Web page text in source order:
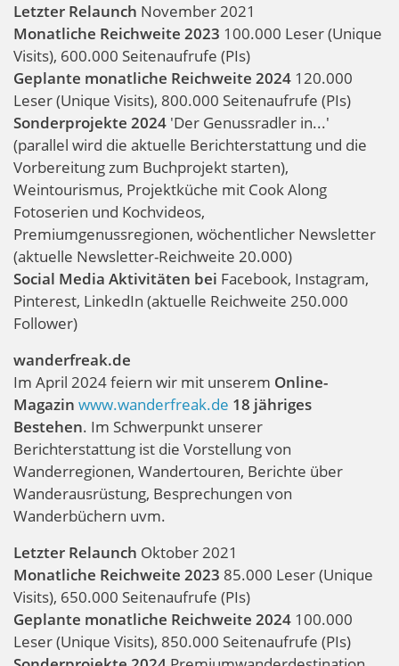
Letzter Relaunch November 2021
Monatliche Reichweite 2023 100.000 Leser (Unique
Visits), 600.000 Seitenaufrufe (PIs)
Geplante monatliche Reichweite 2024 120.000
Leser (Unique Visits), 800.000 Seitenaufrufe (PIs)
Sonderprojekte 2024 'Der Genussradler in...'
(parallel wird die aktuelle Berichterstattung und die
Vorbereitung zum Buchprojekt starten),
Weintourismus, Projektküche mit Cook Along
Fotoserien und Kochvideos,
Premiumgenussregionen, wöchentlicher Newsletter
(aktuelle Newsletter-Reichweite 20.000)
Social Media Aktivitäten bei Facebook, Instagram,
Pinterest, LinkedIn (aktuelle Reichweite 250.000
Follower)
wanderfreak.de
Im April 2024 feiern wir mit unserem Online-
Magazin www.wanderfreak.de 18 jähriges
Bestehen. Im Schwerpunkt unserer
Berichterstattung ist die Vorstellung von
Wanderregionen, Wandertouren, Berichte über
Wanderausrüstung, Besprechungen von
Wanderbüchern uvm.
Letzter Relaunch Oktober 2021
Monatliche Reichweite 2023 85.000 Leser (Unique
Visits), 650.000 Seitenaufrufe (PIs)
Geplante monatliche Reichweite 2024 100.000
Leser (Unique Visits), 850.000 Seitenaufrufe (PIs)